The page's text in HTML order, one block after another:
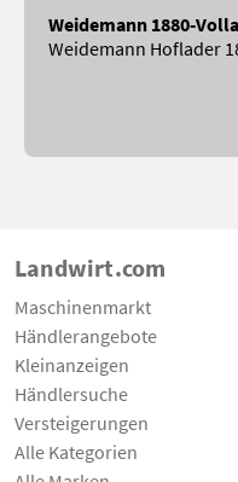
Weidemann 1880-
Weidemann Hoflader
Landwirt.com
Maschinenmarkt
Händlerangebote
Kleinanzeigen
Händlersuche
Versteigerungen
Alle Kategorien